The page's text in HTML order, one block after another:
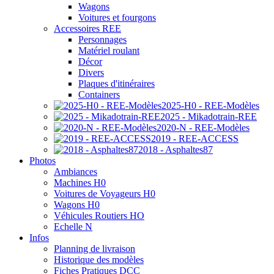
Wagons
Voitures et fourgons
Accessoires REE
Personnages
Matériel roulant
Décor
Divers
Plaques d'itinéraires
Containers
2025-H0 - REE-Modèles
2025 - Mikadotrain-REE
2020-N - REE-Modèles
2019 - REE-ACCESS
2018 - Asphaltes87
Photos
Ambiances
Machines H0
Voitures de Voyageurs H0
Wagons H0
Véhicules Routiers HO
Echelle N
Infos
Planning de livraison
Historique des modèles
Fiches Pratiques DCC